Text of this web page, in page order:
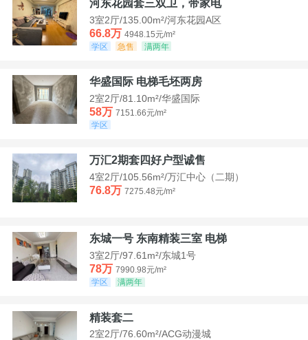
河东花园套三双卫，带家电
3室2厅/135.00m²/河东花园A区
66.8万 4948.15元/m²
学区
急售 满两年
华盛国际 电梯毛坯两房
2室2厅/81.10m²/华盛国际
58万 7151.66元/m²
学区
万汇2期套四好户型诚售
4室2厅/105.56m²/万汇中心（二期）
76.8万 7275.48元/m²
东城一号 东南精装三室 电梯
3室2厅/97.61m²/东城1号
78万 7990.98元/m²
学区
满两年
精装套二
2室2厅/76.60m²/ACG动漫城